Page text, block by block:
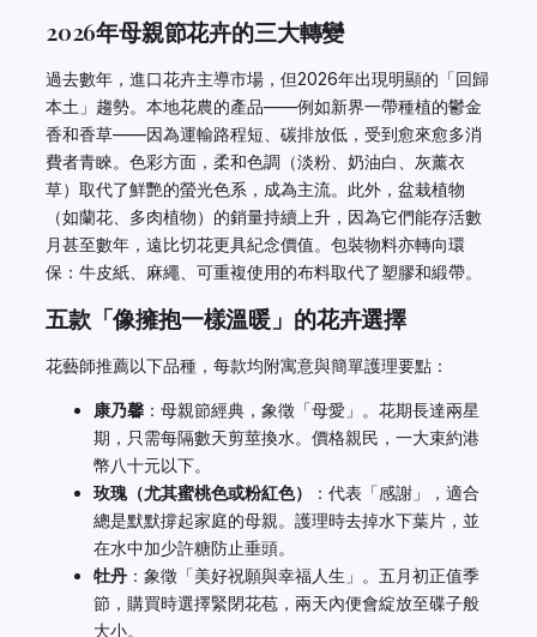
2026年母親節花卉的三大轉變
過去數年，進口花卉主導市場，但2026年出現明顯的「回歸
本土」趨勢。本地花農的產品——例如新界一帶種植的鬱金
香和香草——因為運輸路程短、碳排放低，受到愈來愈多消
費者青睞。色彩方面，柔和色調（淡粉、奶油白、灰薰衣
草）取代了鮮艷的螢光色系，成為主流。此外，盆栽植物
（如蘭花、多肉植物）的銷量持續上升，因為它們能存活數
月甚至數年，遠比切花更具紀念價值。包裝物料亦轉向環
保：牛皮紙、麻繩、可重複使用的布料取代了塑膠和緞帶。
五款「像擁抱一樣溫暖」的花卉選擇
花藝師推薦以下品種，每款均附寓意與簡單護理要點：
康乃馨 ：母親節經典，象徵「母愛」。花期長達兩星
期，只需每隔數天剪莖換水。價格親民，一大束約港
幣八十元以下。
玫瑰（尤其蜜桃色或粉紅色）
：代表「感謝」，適合
總是默默撐起家庭的母親。護理時去掉水下葉片，並
在水中加少許糖防止垂頭。
牡丹 ：象徵「美好祝願與幸福人生」。五月初正值季
節，購買時選擇緊閉花苞，兩天內便會綻放至碟子般
大小。